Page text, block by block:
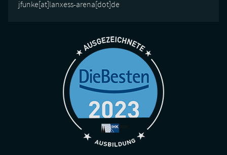
jfunke[at]lanxess-arena[dot]de